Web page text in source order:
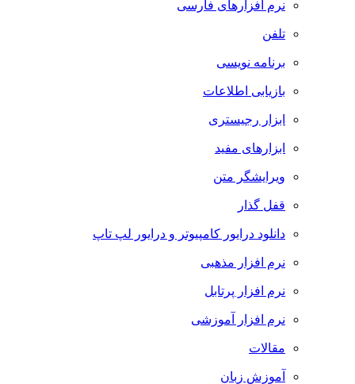
نرم افزارهای فارسی
تلفن
برنامه نویسی
بازیابی اطلاعات
ابزار رجیستری
ابزارهای مفید
ویرایشگر متن
قفل گذار
دانلود درایور کامپیوتر و درایور لپ تاپ
نرم افزار مذهبی
نرم افزار پرتابل
نرم افزار آموزشی
مقالات
آموزش زبان